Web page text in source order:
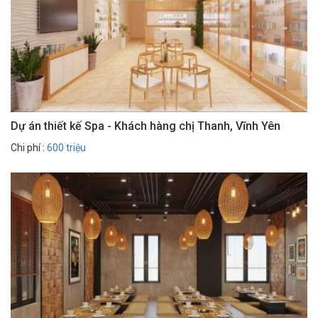
Dự án thiết kế Spa - Khách hàng chị Thanh, Vĩnh Yên
Chi phí : 600 triệu